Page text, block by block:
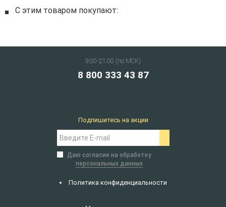
С этим товаром покупают:
9:00-21:00 (по МСК)
8 800 333 43 87
Политика конфиденциальности
Подпишитесь на акции
Даю согласие на обработку
персональных данных